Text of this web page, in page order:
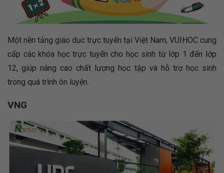
Một nền tảng giáo dục trực tuyến tại Việt Nam, VUIHOC cung
cấp các khóa học trực tuyến cho học sinh từ lớp 1 đến lớp
12, giúp nâng cao chất lượng học tập và hỗ trợ học sinh
trong quá trình ôn luyện.
VNG